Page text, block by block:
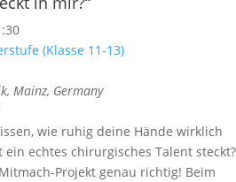
(Klasse 11-13)
Mainz, Germany
wie ruhig deine Hände wirklich
echtes chirurgisches Talent steckt?
Projekt genau richtig! Beim